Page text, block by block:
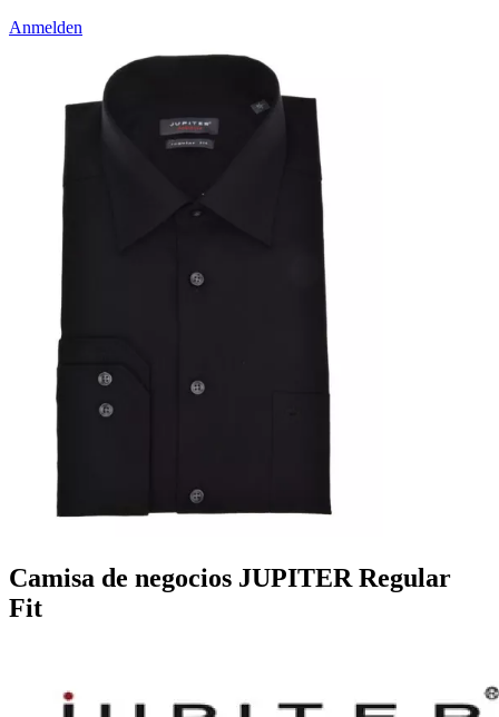
Anmelden
Camisa de negocios JUPITER Regular
Fit